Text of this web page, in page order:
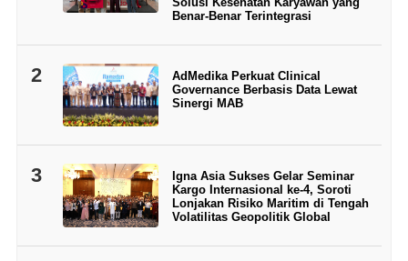
Benar-Benar Terintegrasi
2
AdMedika Perkuat Clinical
Governance Berbasis Data Lewat
Sinergi MAB
3
Igna Asia Sukses Gelar Seminar
Kargo Internasional ke-4, Soroti
Lonjakan Risiko Maritim di Tengah
Volatilitas Geopolitik Global